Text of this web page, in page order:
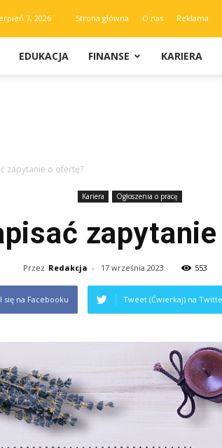
7, 2026 Strona główna O nas Reklama
EDUKACJA FINANSE KARIERA
zapytanie o ofertę?
Kariera Ogłoszenia o pracę
Przez Redakcja - 17 września 2023 553
się na Facebooku Tweet (Ćwierkaj) na